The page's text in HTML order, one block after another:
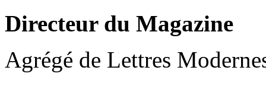
Directeur du Magazine
Agrégé de Lettres